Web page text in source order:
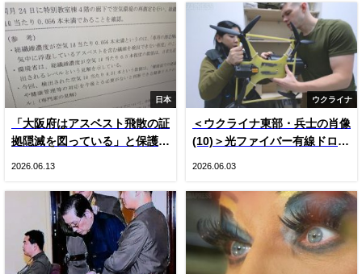
日本
「大阪府はアスベスト飛散の証
拠隠滅を図っている」と保護者
張否定
2026.06.13
ウクライナ
＜ウクライナ東部・兵士の肖像
(10)＞光ファイバー有線ドロー
2026.06.03